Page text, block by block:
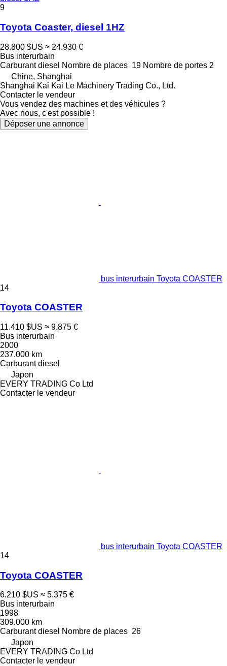
9
Toyota Coaster, diesel 1HZ
28.800 $US ≈ 24.930 €
Bus interurbain
Carburant diesel Nombre de places 19 Nombre de portes 2
Chine, Shanghai
Shanghai Kai Kai Le Machinery Trading Co., Ltd.
Contacter le vendeur
Vous vendez des machines et des véhicules ?
Avec nous, c'est possible !
Déposer une annonce
bus interurbain Toyota COASTER
14
Toyota COASTER
11.410 $US ≈ 9.875 €
Bus interurbain
2000
237.000 km
Carburant diesel
Japon
EVERY TRADING Co Ltd
Contacter le vendeur
bus interurbain Toyota COASTER
14
Toyota COASTER
6.210 $US ≈ 5.375 €
Bus interurbain
1998
309.000 km
Carburant diesel Nombre de places 26
Japon
EVERY TRADING Co Ltd
Contacter le vendeur